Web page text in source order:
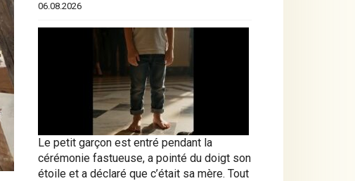
06.08.2026
Le petit garçon est entré pendant la
cérémonie fastueuse, a pointé du doigt son
étoile et a déclaré que c’était sa mère. Tout